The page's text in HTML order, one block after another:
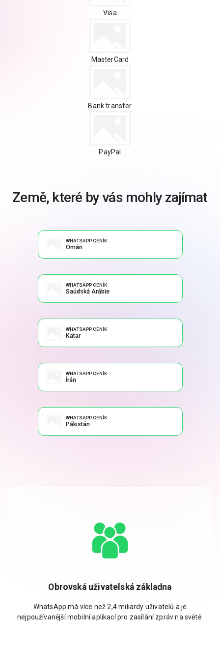
Visa
MasterCard
Bank transfer
PayPal
Země, které by vás mohly zajímat
WHATSAPP CENÍK
Omán
WHATSAPP CENÍK
Saúdská Arábie
WHATSAPP CENÍK
Katar
WHATSAPP CENÍK
Írán
WHATSAPP CENÍK
Pákistán
Obrovská uživatelská základna
WhatsApp má více než 2,4 miliardy uživatelů a je
nejpoužívanější mobilní aplikací pro zasílání zpráv na světě.